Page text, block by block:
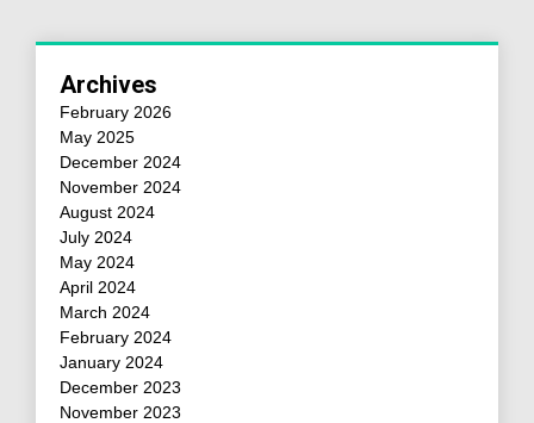
Archives
February 2026
May 2025
December 2024
November 2024
August 2024
July 2024
May 2024
April 2024
March 2024
February 2024
January 2024
December 2023
November 2023